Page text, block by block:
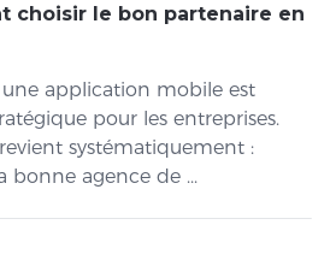
choisir le bon partenaire en
une application mobile est
pour les entreprises.
systématiquement :
bonne agence de ...